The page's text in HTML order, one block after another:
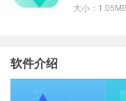
大小：
软件介绍